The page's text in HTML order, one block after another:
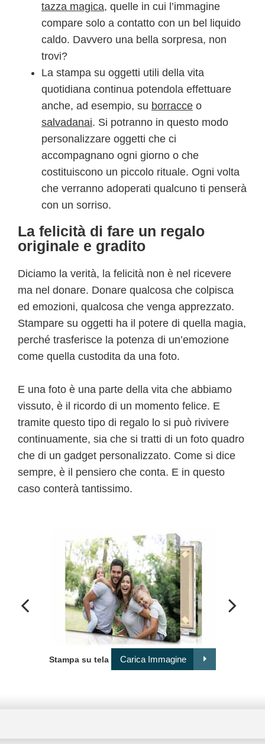
tazza magica, quelle in cui l’immagine
compare solo a contatto con un bel liquido
caldo. Davvero una bella sorpresa, non
trovi?
La stampa su oggetti utili della vita
quotidiana continua potendola effettuare
anche, ad esempio, su borracce o
salvadanai. Si potranno in questo modo
personalizzare oggetti che ci
accompagnano ogni giorno o che
costituiscono un piccolo rituale. Ogni volta
che verranno adoperati qualcuno ti penserà
con un sorriso.
La felicità di fare un regalo
originale e gradito
Diciamo la verità, la felicità non è nel ricevere
ma nel donare. Donare qualcosa che colpisca
ed emozioni, qualcosa che venga apprezzato.
Stampare su oggetti ha il potere di quella magia,
perché trasferisce la potenza di un’emozione
come quella custodita da una foto.
E una foto è una parte della vita che abbiamo
vissuto, è il ricordo di un momento felice. E
tramite questo tipo di regalo lo si può rivivere
continuamente, sia che si tratti di un foto quadro
che di un gadget personalizzato. Come si dice
sempre, è il pensiero che conta. E in questo
caso conterà tantissimo.
Stampa su tela Carica Immagine